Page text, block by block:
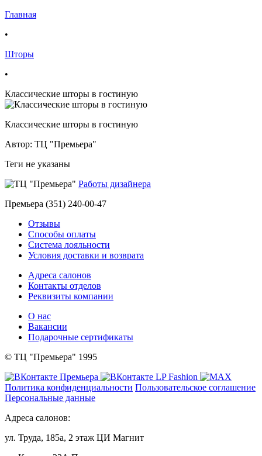
Главная
•
Шторы
•
Классические шторы в гостиную
Классические шторы в гостиную
Автор: ТЦ "Премьера"
Теги не указаны
Работы дизайнера
Премьера (351) 240-00-47
Отзывы
Способы оплаты
Система лояльности
Условия доставки и возврата
Адреса салонов
Контакты отделов
Реквизиты компании
О нас
Вакансии
Подарочные сертификаты
© ТЦ "Премьера" 1995
Политика конфиденциальности Пользовательское соглашение
Персональные данные
Адреса салонов:
ул. Труда, 185а, 2 этаж ЦИ Магнит